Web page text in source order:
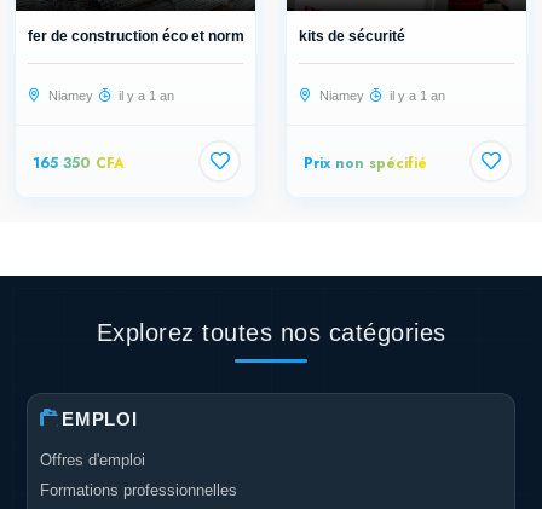
fer de construction éco et normalis...
Niamey il y a 1 an
165 350 CFA
kits de sécurité
Niamey il y a 1 an
Prix non spécifié
Explorez toutes nos catégories
EMPLOI
Offres d'emploi
Formations professionnelles